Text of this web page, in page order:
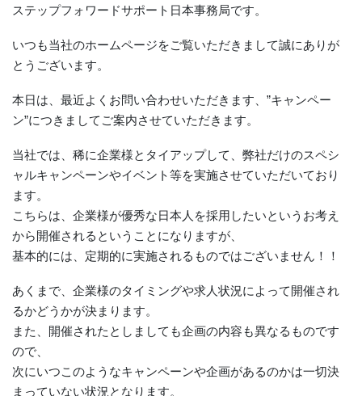
ステップフォワードサポート日本事務局です。
いつも当社のホームページをご覧いただきまして誠にありが
とうございます。
本日は、最近よくお問い合わせいただきます、”キャンペー
ン”につきましてご案内させていただきます。
当社では、稀に企業様とタイアップして、弊社だけのスペシ
ャルキャンペーンやイベント等を実施させていただいており
ます。
こちらは、企業様が優秀な日本人を採用したいというお考え
から開催されるということになりますが、
基本的には、定期的に実施されるものではございません！！
あくまで、企業様のタイミングや求人状況によって開催され
るかどうかが決まります。
また、開催されたとしましても企画の内容も異なるものです
ので、
次にいつこのようなキャンペーンや企画があるのかは一切決
まっていない状況となります。